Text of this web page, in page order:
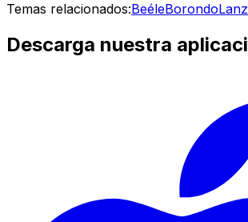
Temas relacionados:BeéleBorondo
Descarga nuestra